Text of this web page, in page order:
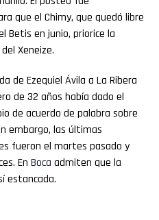
que el Chimy, que quedó libre
Betis en junio, priorice la
Xeneize.
de Ezequiel Ávila a La Ribera
de 32 años había dado el
de acuerdo de palabra sobre
embargo, las últimas
fueron el martes pasado y
En Boca admiten que la
estancada.